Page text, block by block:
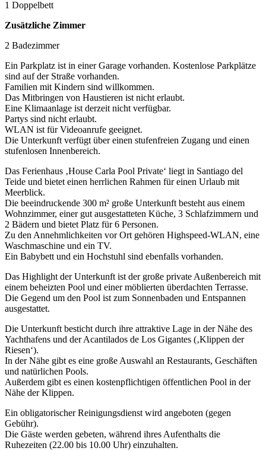
1 Doppelbett
Zusätzliche Zimmer
2 Badezimmer
Ein Parkplatz ist in einer Garage vorhanden. Kostenlose Parkplätze
sind auf der Straße vorhanden.
Familien mit Kindern sind willkommen.
Das Mitbringen von Haustieren ist nicht erlaubt.
Eine Klimaanlage ist derzeit nicht verfügbar.
Partys sind nicht erlaubt.
WLAN ist für Videoanrufe geeignet.
Die Unterkunft verfügt über einen stufenfreien Zugang und einen
stufenlosen Innenbereich.
Das Ferienhaus ‚House Carla Pool Private‘ liegt in Santiago del
Teide und bietet einen herrlichen Rahmen für einen Urlaub mit
Meerblick.
Die beeindruckende 300 m² große Unterkunft besteht aus einem
Wohnzimmer, einer gut ausgestatteten Küche, 3 Schlafzimmern und
2 Bädern und bietet Platz für 6 Personen.
Zu den Annehmlichkeiten vor Ort gehören Highspeed-WLAN, eine
Waschmaschine und ein TV.
Ein Babybett und ein Hochstuhl sind ebenfalls vorhanden.
Das Highlight der Unterkunft ist der große private Außenbereich mit
einem beheizten Pool und einer möblierten überdachten Terrasse.
Die Gegend um den Pool ist zum Sonnenbaden und Entspannen
ausgestattet.
Die Unterkunft besticht durch ihre attraktive Lage in der Nähe des
Yachthafens und der Acantilados de Los Gigantes (‚Klippen der
Riesen‘).
In der Nähe gibt es eine große Auswahl an Restaurants, Geschäften
und natürlichen Pools.
Außerdem gibt es einen kostenpflichtigen öffentlichen Pool in der
Nähe der Klippen.
Ein obligatorischer Reinigungsdienst wird angeboten (gegen
Gebühr).
Die Gäste werden gebeten, während ihres Aufenthalts die
Ruhezeiten (22.00 bis 10.00 Uhr) einzuhalten.